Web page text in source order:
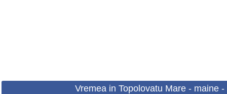
Vremea in Topolovatu Mare - maine